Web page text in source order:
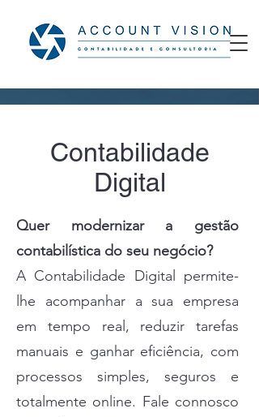
Contabilidade
Digital
Quer modernizar a gestão
contabilística do seu negócio?
A Contabilidade Digital permite-
lhe acompanhar a sua empresa
em tempo real, reduzir tarefas
manuais e ganhar eficiência, com
processos simples, seguros e
totalmente online. Fale connosco